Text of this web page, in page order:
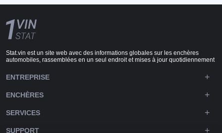
Stat.vin est un site web avec des informations globales sur les enchères
automobiles, rassemblées en un seul endroit et mises à jour quotidiennement
ENTREPRISE
ENCHÈRES
SERVICES
SUPPORT